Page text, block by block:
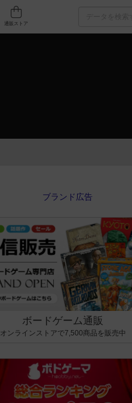
人気ボードゲーム
ボードゲーム通販
オンラインストアで7,500商品を販売中